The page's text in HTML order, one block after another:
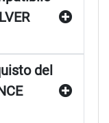
del